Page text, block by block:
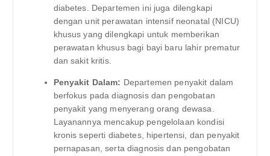
diabetes. Departemen ini juga dilengkapi
dengan unit perawatan intensif neonatal (NICU)
khusus yang dilengkapi untuk memberikan
perawatan khusus bagi bayi baru lahir prematur
dan sakit kritis.
Penyakit Dalam: Departemen penyakit dalam
berfokus pada diagnosis dan pengobatan
penyakit yang menyerang orang dewasa.
Layanannya mencakup pengelolaan kondisi
kronis seperti diabetes, hipertensi, dan penyakit
pernapasan, serta diagnosis dan pengobatan